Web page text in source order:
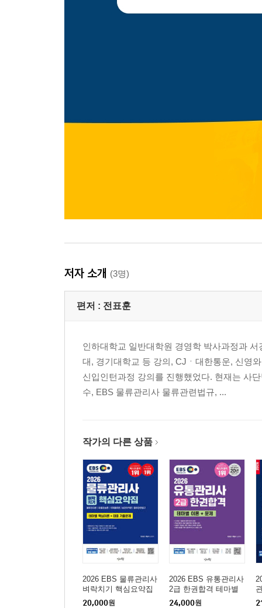
저자 소개 (3명)
편저 : 전표훈
인하대학교 일반대학원 경영학 박사과정과
대, 경기대학교 등 강의, CJㆍ대한통운, 신영
신입인턴과정 강의를 진행했었다. 현재는 사
수, EBS 물류관리사 물류관련법규, ...
작가의 다른 상품
2026 EBS 물류관리사
벼락치기 핵심요약집
20,000원
2026 EBS 유통관리사
2급 한권합격 테마별
이론+문제
24,000원